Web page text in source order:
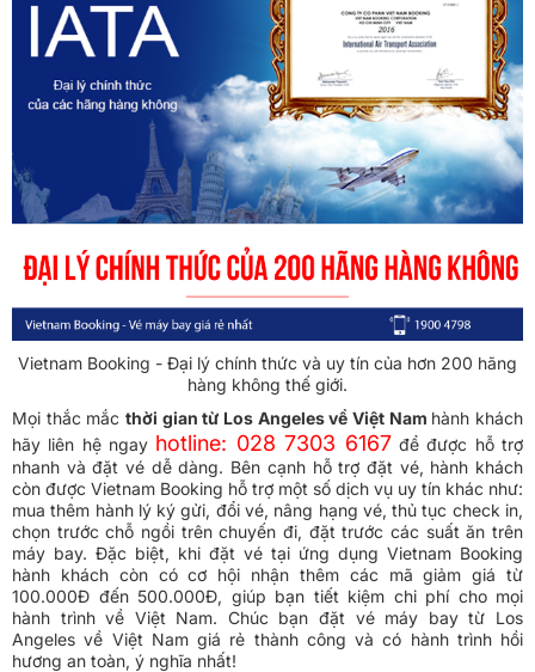
Vietnam Booking - Đại lý chính thức và uy tín của hơn 200 hãng
hàng không thế giới.
Mọi thắc mắc thời gian từ Los Angeles về Việt Nam hành khách
hãy liên hệ ngay hotline: 028 7303 6167để được hỗ trợ
nhanh và đặt vé dễ dàng. Bên cạnh hỗ trợ đặt vé, hành khách
còn được Vietnam Booking hỗ trợ một số dịch vụ uy tín khác như:
mua thêm hành lý ký gửi, đổi vé, nâng hạng vé, thủ tục check in,
chọn trước chỗ ngồi trên chuyến đi, đặt trước các suất ăn trên
máy bay. Đặc biệt, khi đặt vé tại ứng dụng Vietnam Booking
hành khách còn có cơ hội nhận thêm các mã giảm giá từ
100.000Đ đến 500.000Đ, giúp bạn tiết kiệm chi phí cho mọi
hành trình về Việt Nam. Chúc bạn đặt vé máy bay từ Los
Angeles về Việt Nam giá rẻ thành công và có hành trình hồi
hương an toàn, ý nghĩa nhất!